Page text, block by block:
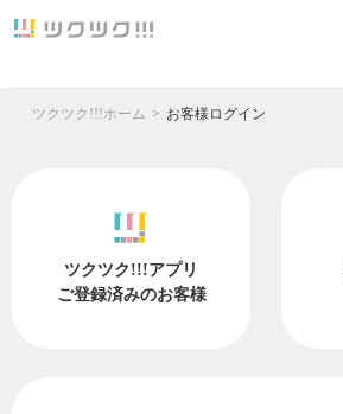
ツクツク!!!ホーム お客様ログイン
ツクツク!!!アプリ
ご登録済みのお客様